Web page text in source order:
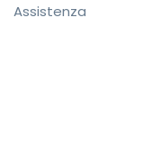
Assistenza